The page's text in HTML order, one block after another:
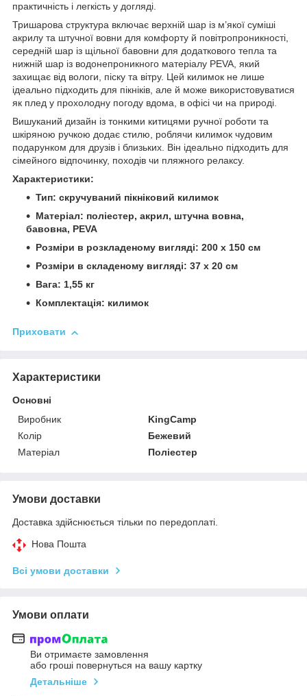
практичність і легкість у догляді.
Тришарова структура включає верхній шар із м’якої суміші
акрилу та штучної вовни для комфорту й повітропроникності,
середній шар із щільної бавовни для додаткового тепла та
нижній шар із водонепроникного матеріалу PEVA, який
захищає від вологи, піску та вітру. Цей килимок не лише
ідеально підходить для пікніків, але й може використовуватися
як плед у прохолодну погоду вдома, в офісі чи на природі.
Вишуканий дизайн із тонкими китицями ручної роботи та
шкіряною ручкою додає стилю, роблячи килимок чудовим
подарунком для друзів і близьких. Він ідеально підходить для
сімейного відпочинку, походів чи пляжного релаксу.
Характеристики:
Тип: скручуваний пікніковий килимок
Матеріал: поліестер, акрил, штучна вовна,
бавовна, PEVA
Розміри в розкладеному вигляді: 200 x 150 см
Розміри в складеному вигляді: 37 x 20 см
Вага: 1,55 кг
Комплектація: килимок
Приховати
Характеристики
Основні
Виробник
KingCamp
Колір
Бежевий
Матеріал
Поліестер
Умови доставки
Доставка здійснюється тільки по передоплаті.
Нова Пошта
Всі умови доставки
Умови оплати
Ви отримаєте замовлення
або гроші повернуться на вашу картку
Детальніше